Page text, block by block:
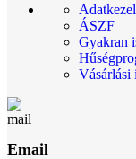
ÁSZF
Gyakran
Vásárlási
Email